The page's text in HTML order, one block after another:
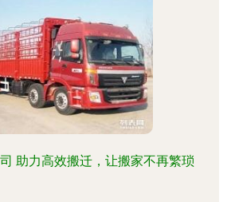
助力高效搬迁，让搬家不再繁琐